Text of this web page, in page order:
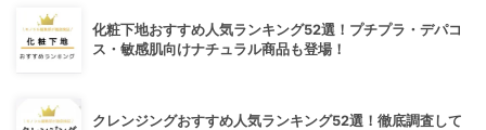
化粧下地おすすめ人気ランキング52選！プチプラ・デパコ
ス・敏感肌向けナチュラル商品も登場！
クレンジングおすすめ人気ランキング52選！徹底調査して